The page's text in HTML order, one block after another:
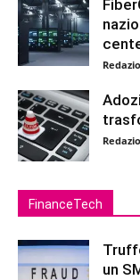
FinanceTech
un